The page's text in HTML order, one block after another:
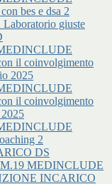
bes e dsa 2
giuste
il coinvolgimento
2025
il coinvolgimento
2
DS
MEDINCLUDE
INCARICO